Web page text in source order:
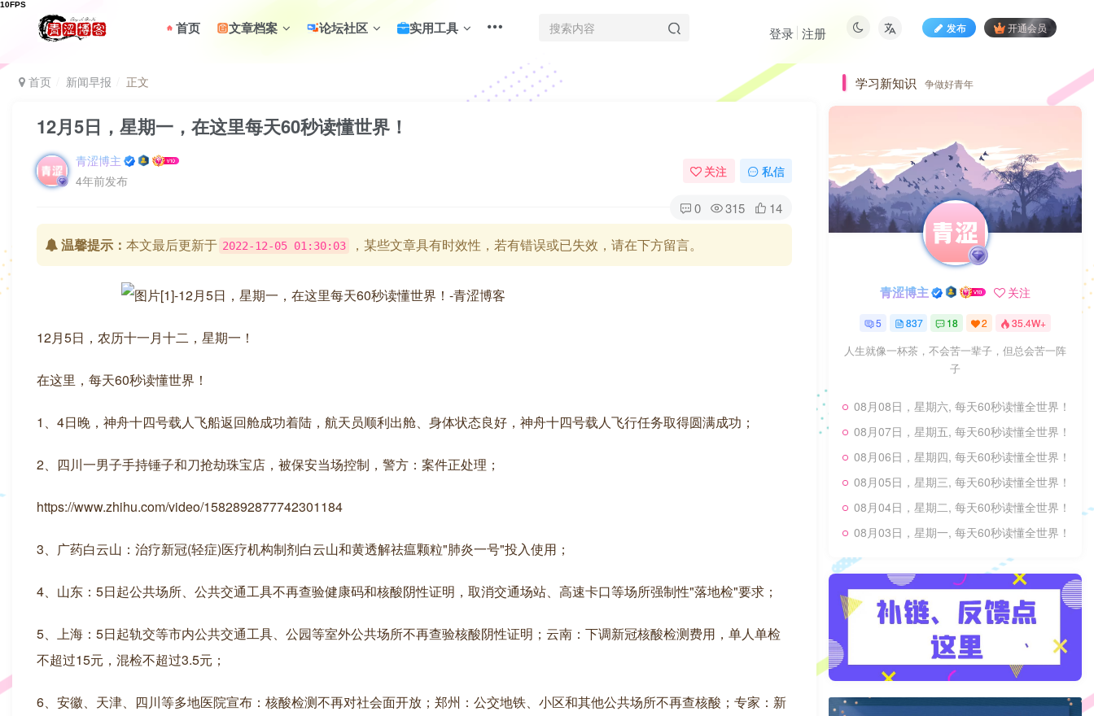
首页 文章档案 论坛社区 实用工具 发布 开通会员
登录 注册
首页 新闻早报 正文
12月5日，星期一，在这里每天60秒读懂世界！
青涩博主
4年前发布
关注 私信
0 315 14
温馨提示： 本文最后更新于 2022-12-05 01:30:03 ，某些文章具有时效性，若有错误或已失效，请在下方留言。
12月5日，农历十一月十二，星期一！
在这里，每天60秒读懂世界！
1、4日晚，神舟十四号载人飞船返回舱成功着陆，航天员顺利出舱、身体状态良好，神舟十四号载人飞行任务取得圆满成功；
2、四川一男子手持锤子和刀抢劫珠宝店，被保安当场控制，警方：案件正处理；
https://www.zhihu.com/video/1582892877742301184
3、广药白云山：治疗新冠(轻症)医疗机构制剂白云山和黄透解祛瘟颗粒"肺炎一号"投入使用；
4、山东：5日起公共场所、公共交通工具不再查验健康码和核酸阴性证明，取消交通场站、高速卡口等场所强制性"落地检"要求；
5、上海：5日起轨交等市内公共交通工具、公园等室外公共场所不再查验核酸阴性证明；云南：下调新冠核酸检测费用，单人单检
不超过15元，混检不超过3.5元；
6、安徽、天津、四川等多地医院宣布：核酸检测不再对社会面开放；郑州：公交地铁、小区和其他公共场所不再查核酸；专家：新
学习新知识 争做好青年
青涩博主 关注
5 837 18 2 35.4W+
人生就像一杯茶，不会苦一辈子，但总会苦一阵
子
08月08日，星期六, 每天60秒读懂全世界！
08月07日，星期五, 每天60秒读懂全世界！
08月06日，星期四, 每天60秒读懂全世界！
08月05日，星期三, 每天60秒读懂全世界！
08月04日，星期二, 每天60秒读懂全世界！
08月03日，星期一, 每天60秒读懂全世界！